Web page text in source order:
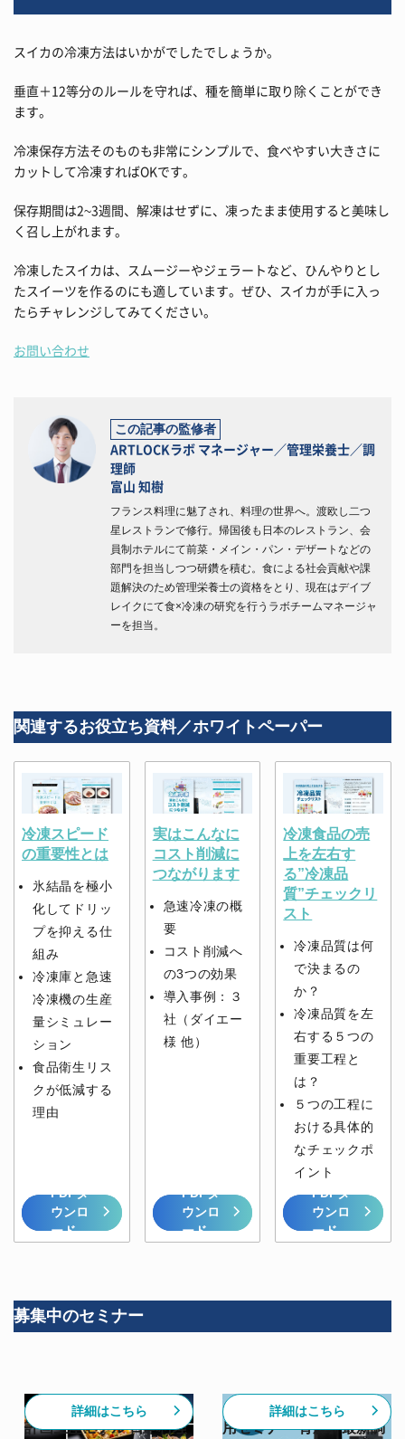
スイカの冷凍方法はいかがでしたでしょうか。
垂直＋12等分のルールを守れば、種を簡単に取り除くことができ
ます。
冷凍保存方法そのものも非常にシンプルで、食べやすい大きさに
カットして冷凍すればOKです。
保存期間は2~3週間、解凍はせずに、凍ったまま使用すると美味し
く召し上がれます。
冷凍したスイカは、スムージーやジェラートなど、ひんやりとし
たスイーツを作るのにも適しています。ぜひ、スイカが手に入っ
たらチャレンジしてみてください。
お問い合わせ
この記事の監修者
ARTLOCKラボ マネージャー／管理栄養士／調
理師
富山 知樹
フランス料理に魅了され、料理の世界へ。渡欧し二つ
星レストランで修行。帰国後も日本のレストラン、会
員制ホテルにて前菜・メイン・パン・デザートなどの
部門を担当しつつ研鑽を積む。食による社会貢献や課
題解決のため管理栄養士の資格をとり、現在はデイブ
レイクにて食×冷凍の研究を行うラボチームマネージャ
ーを担当。
関連するお役立ち資料／ホワイトペーパー
冷凍スピード
の重要性とは
氷結晶を極小
化してドリッ
プを抑える仕
組み
冷凍庫と急速
冷凍機の生産
量シミュレー
ション
食品衛生リス
クが低減する
理由
PDFダ
ウンロ
ード
実はこんなに
コスト削減に
つながります
急速冷凍の概
要
コスト削減へ
の3つの効果
導入事例：３
社（ダイエー
様 他）
PDFダ
ウンロ
ード
冷凍食品の売
上を左右す
る”冷凍品
質”チェックリ
スト
冷凍品質は何
で決まるの
か？
冷凍品質を左
右する５つの
重要工程と
は？
５つの工程に
おける具体的
なチェックポ
イント
PDFダ
ウンロ
ード
募集中のセミナー
【6/30開催】高級割烹の
計画生産モデル 日本料理
詳細はこちら
【スチコン✕急速冷凍活
用セミナー 青森】最新調
詳細はこちら